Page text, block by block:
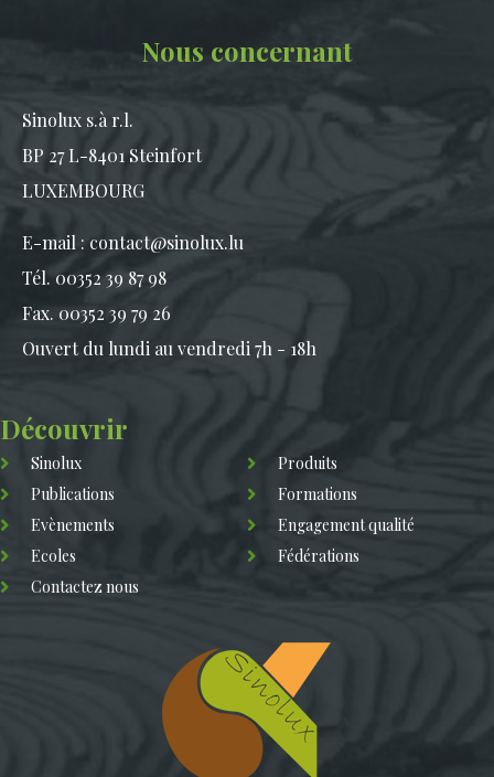
Nous concernant
Sinolux s.à r.l.
BP 27 L-8401 Steinfort
LUXEMBOURG
E-mail : contact@sinolux.lu
Tél. 00352 39 87 98
Fax. 00352 39 79 26
Ouvert du lundi au vendredi 7h - 18h
Découvrir
Sinolux
Produits
Publications
Formations
Evènements
Engagement qualité
Ecoles
Fédérations
Contactez nous